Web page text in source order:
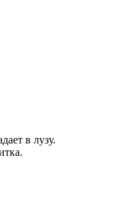
в лузу.